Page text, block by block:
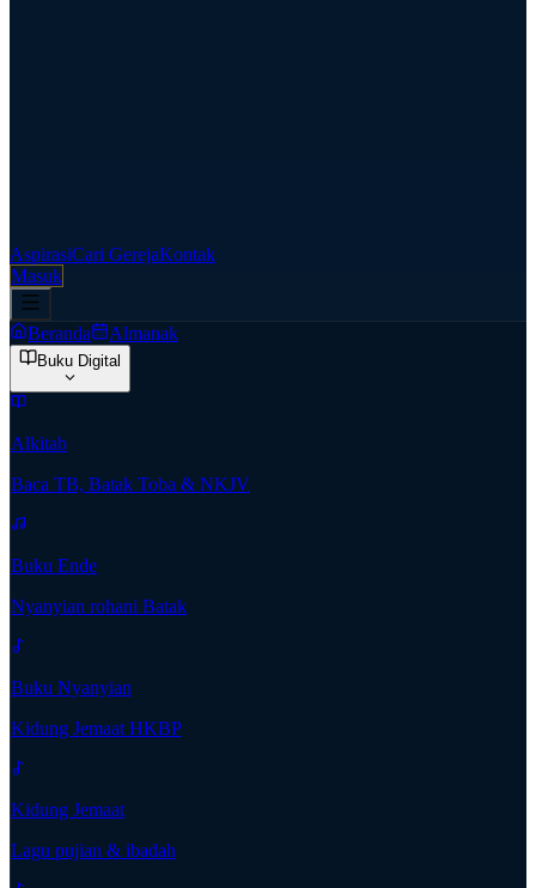
AspirasiCari GerejaKontak
Masuk
Beranda Almanak
Buku Digital
Alkitab
Baca TB, Batak Toba & NKJV
Buku Ende
Nyanyian rohani Batak
Buku Nyanyian
Kidung Jemaat HKBP
Kidung Jemaat
Lagu pujian & ibadah